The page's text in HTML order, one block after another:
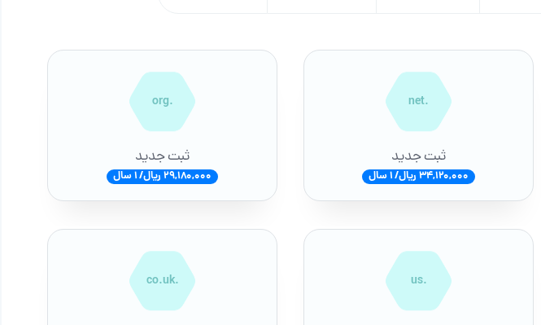
.net
ثبت جدید
34,120,000 ریال/ 1 سال
.org
ثبت جدید
29,180,000 ریال/ 1 سال
.us
.co.uk